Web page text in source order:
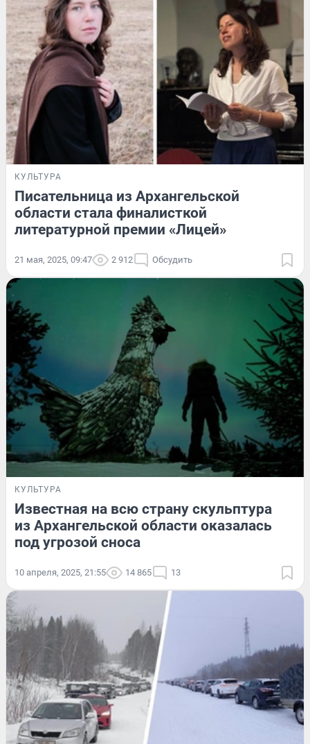
КУЛЬТУРА
Писательница из Архангельской
области стала финалисткой
литературной премии «Лицей»
21 мая, 2025, 09:47 2 912 Обсудить
КУЛЬТУРА
Известная на всю страну скульптура
из Архангельской области оказалась
под угрозой сноса
10 апреля, 2025, 21:55 14 865 13